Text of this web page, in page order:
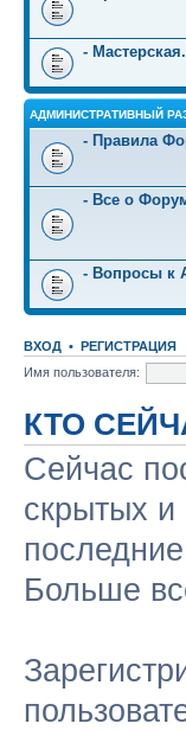
- Мастерская.
АДМИНИСТРАТИВНЫЙ
- Правила
- Все о
- Вопросы к
ВХОД • РЕГИСТРАЦИЯ
Имя пользователя:
КТО
Сейчас
скрытых и
Больше